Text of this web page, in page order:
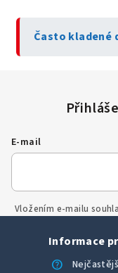
Často kladené
E-mail
Vložením e-mailu
Informace
help